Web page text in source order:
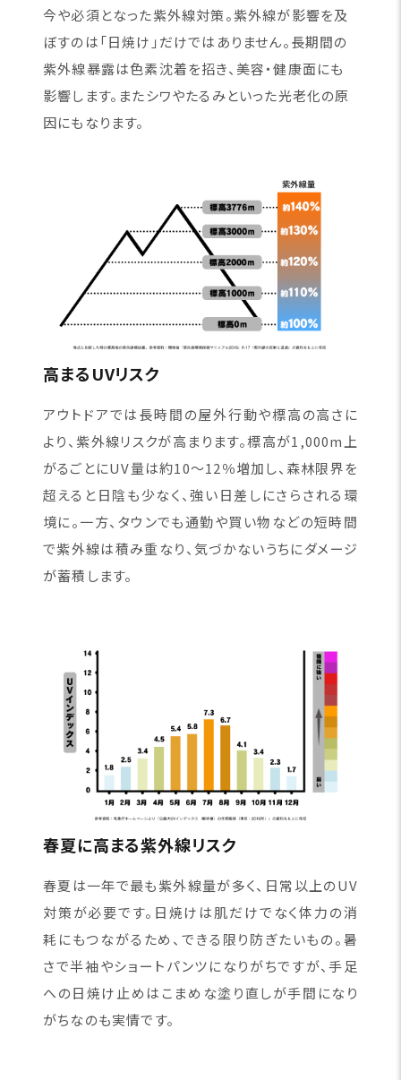
今や必須となった紫外線対策。紫外線が影響を及
ぼすのは「日焼け」だけではありません。長期間の
紫外線暴露は色素沈着を招き、美容・健康面にも
影響します。またシワやたるみといった光老化の原
因にもなります。
高まるUVリスク
アウトドアでは長時間の屋外行動や標高の高さに
より、紫外線リスクが高まります。標高が1,000m上
がるごとにUV量は約10〜12％増加し、森林限界を
超えると日陰も少なく、強い日差しにさらされる環
境に。一方、タウンでも通勤や買い物などの短時間
で紫外線は積み重なり、気づかないうちにダメージ
が蓄積します。
春夏に高まる紫外線リスク
春夏は一年で最も紫外線量が多く、日常以上のUV
対策が必要です。日焼けは肌だけでなく体力の消
耗にもつながるため、できる限り防ぎたいもの。暑
さで半袖やショートパンツになりがちですが、手足
への日焼け止めはこまめな塗り直しが手間になり
がちなのも実情です。